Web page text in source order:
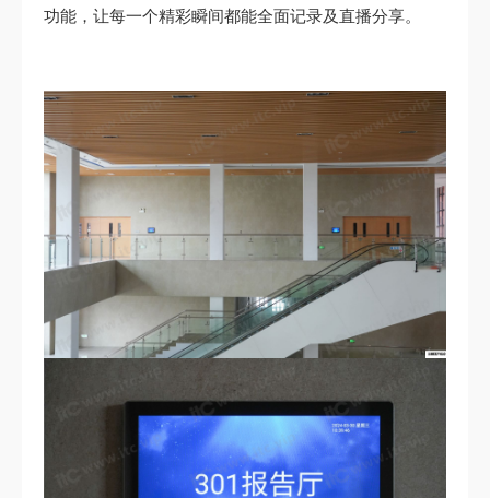
功能，让每一个精彩瞬间都能全面记录及直播分享。